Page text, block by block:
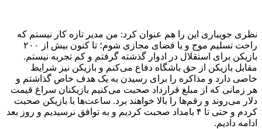
نظری جویباری این را هم عنوان کرد: من مدیر تازه کار نیستم که
راحت تسلیم موج و یا فضای مجازی شوم؛ تا کنون بیش از ۲۰۰
بازیکن برای استقلال در ادوار گذشته گرفتم و کم تجربه نیستم.
مقابل بازیکن از حق باشگاه دفاع می‌کنم و بازیکن نیز شرایط
خاصی دارد و مذاکره را برای رسیدن به یک هدف خاص گذاشتم و
هر زمانی که از مبلغ قرارداد صحبت می‌کنیم بازیکنان سراغ قیمت
دلار می‌روند و رقم‌ها را بالا خواهند برد. ساعت‌ها با بازیکن صحبت
کردم و حتی تا ۴ بامداد صحبت کردیم و به توافق نرسیدیم و روز بعد
ادامه دادیم.